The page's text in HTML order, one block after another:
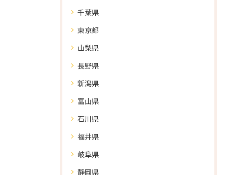
千葉県
東京都
山梨県
長野県
新潟県
富山県
石川県
福井県
岐阜県
静岡県